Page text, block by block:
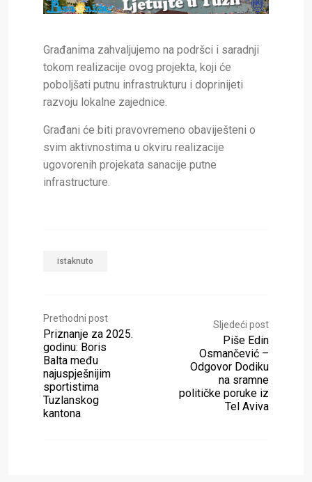
Građanima zahvaljujemo na podršci i saradnji
tokom realizacije ovog projekta, koji će
poboljšati putnu infrastrukturu i doprinijeti
razvoju lokalne zajednice.
Građani će biti pravovremeno obaviješteni o
svim aktivnostima u okviru realizacije
ugovorenih projekata sanacije putne
infrastructure.
istaknuto
Prethodni post
Priznanje za 2025.
godinu: Boris
Balta među
najuspješnijim
sportistima
Tuzlanskog
kantona
Sljedeći post
Piše Edin
Osmančević –
Odgovor Dodiku
na sramne
političke poruke iz
Tel Aviva